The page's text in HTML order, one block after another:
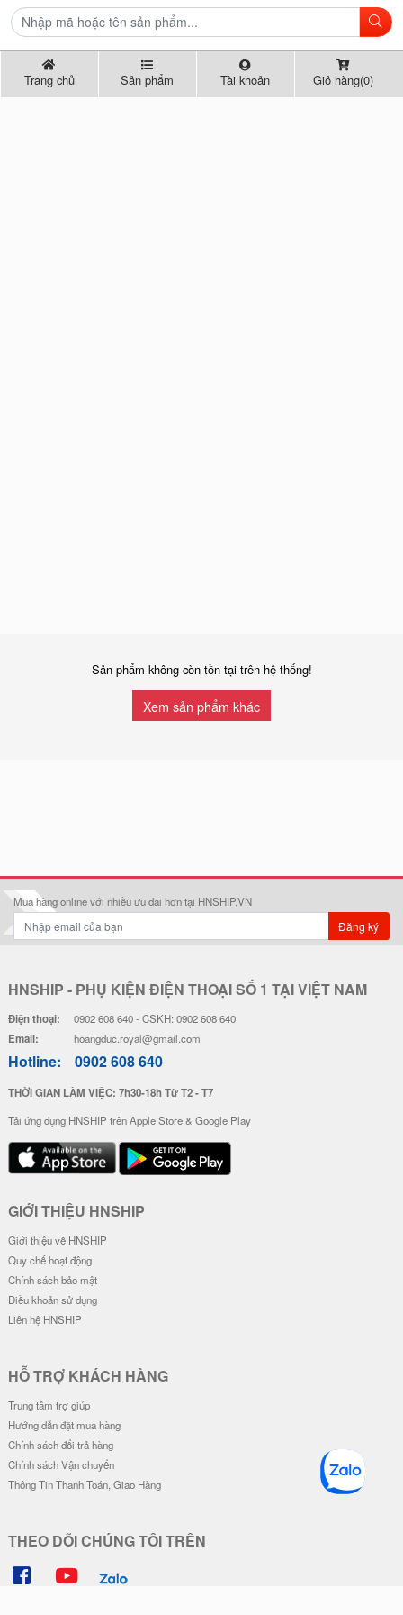
Sản phẩm không còn tồn tại trên hệ thống!
Xem sản phẩm khác
Trang chủ Sản phẩm Tài khoản Giỏ hàng(0)
Mua hàng online với nhiều ưu đãi hơn tại HNSHIP.VN
Đăng ký
HNSHIP - PHỤ KIỆN ĐIỆN THOẠI SỐ 1 TẠI VIỆT NAM
Điện thoại: 0902 608 640 - CSKH: 0902 608 640
Email: hoangduc.royal@gmail.com
Hotline: 0902 608 640
THỜI GIAN LÀM VIỆC: 7h30-18h Từ T2 - T7
Tải ứng dụng HNSHIP trên Apple Store & Google Play
GIỚI THIỆU HNSHIP
Giới thiệu về HNSHIP
Quy chế hoạt động
Chính sách bảo mật
Điều khoản sử dụng
Liên hệ HNSHIP
HỖ TRỢ KHÁCH HÀNG
Trung tâm trợ giúp
Hướng dẫn đặt mua hàng
Chính sách đổi trả hàng
Chính sách Vận chuyển
Thông Tin Thanh Toán, Giao Hàng
THEO DÕI CHÚNG TÔI TRÊN